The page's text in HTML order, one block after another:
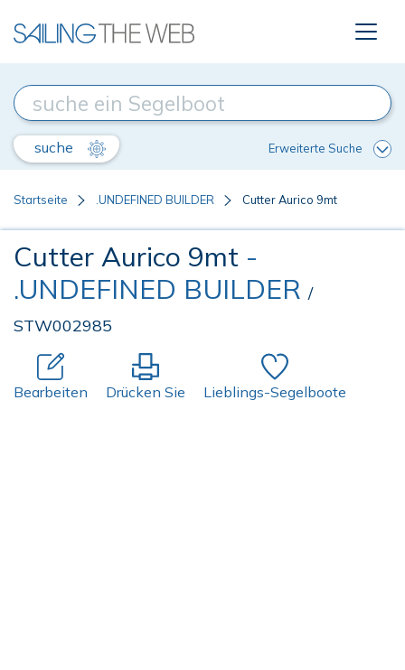
suche Erweiterte Suche
Startseite .UNDEFINED BUILDER Cutter Aurico 9mt
Cutter Aurico 9mt -
.UNDEFINED BUILDER /
STW002985
Bearbeiten Drücken Sie Lieblings-Segelboote